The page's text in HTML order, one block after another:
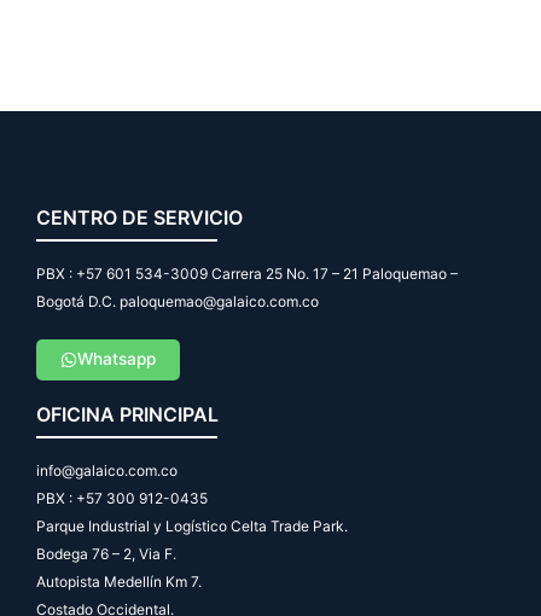
CENTRO DE SERVICIO
PBX : +57 601 534-3009 Carrera 25 No. 17 – 21 Paloquemao –
Bogotá D.C. paloquemao@galaico.com.co
Whatsapp
OFICINA PRINCIPAL
info@galaico.com.co
PBX : +57 300 912-0435
Parque Industrial y Logístico Celta Trade Park.
Bodega 76 – 2, Via F.
Autopista Medellín Km 7.
Costado Occidental.